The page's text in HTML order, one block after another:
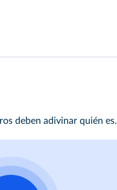
deben adivinar quién es.